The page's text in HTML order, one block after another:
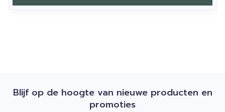
Blijf op de hoogte van nieuwe producten en
promoties